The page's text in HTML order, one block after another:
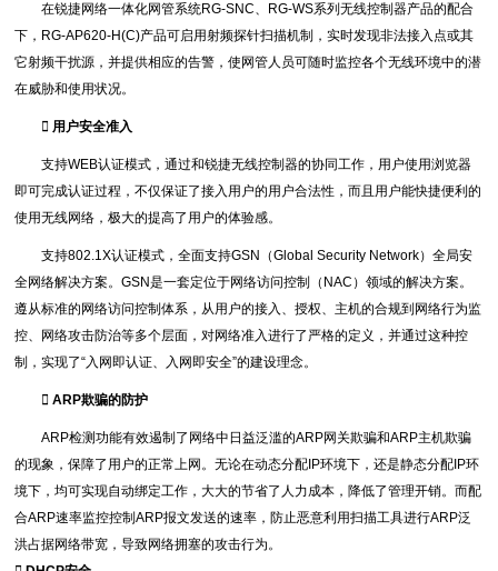
在锐捷网络一体化网管系统RG-SNC、RG-WS系列无线控制器产品的配合
下，RG-AP620-H(C)产品可启用射频探针扫描机制，实时发现非法接入点或其
它射频干扰源，并提供相应的告警，使网管人员可随时监控各个无线环境中的潜
在威胁和使用状况。
 用户安全准入
支持WEB认证模式，通过和锐捷无线控制器的协同工作，用户使用浏览器
即可完成认证过程，不仅保证了接入用户的用户合法性，而且用户能快捷便利的
使用无线网络，极大的提高了用户的体验感。
支持802.1X认证模式，全面支持GSN（Global Security Network）全局安
全网络解决方案。GSN是一套定位于网络访问控制（NAC）领域的解决方案。
遵从标准的网络访问控制体系，从用户的接入、授权、主机的合规到网络行为监
控、网络攻击防治等多个层面，对网络准入进行了严格的定义，并通过这种控
制，实现了“入网即认证、入网即安全”的建设理念。
 ARP欺骗的防护
ARP检测功能有效遏制了网络中日益泛滥的ARP网关欺骗和ARP主机欺骗
的现象，保障了用户的正常上网。无论在动态分配IP环境下，还是静态分配IP环
境下，均可实现自动绑定工作，大大的节省了人力成本，降低了管理开销。而配
合ARP速率监控控制ARP报文发送的速率，防止恶意利用扫描工具进行ARP泛
洪占据网络带宽，导致网络拥塞的攻击行为。